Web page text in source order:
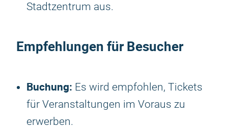
Stadtzentrum aus.
Empfehlungen für Besucher
Buchung: Es wird empfohlen, Tickets
für Veranstaltungen im Voraus zu
erwerben.